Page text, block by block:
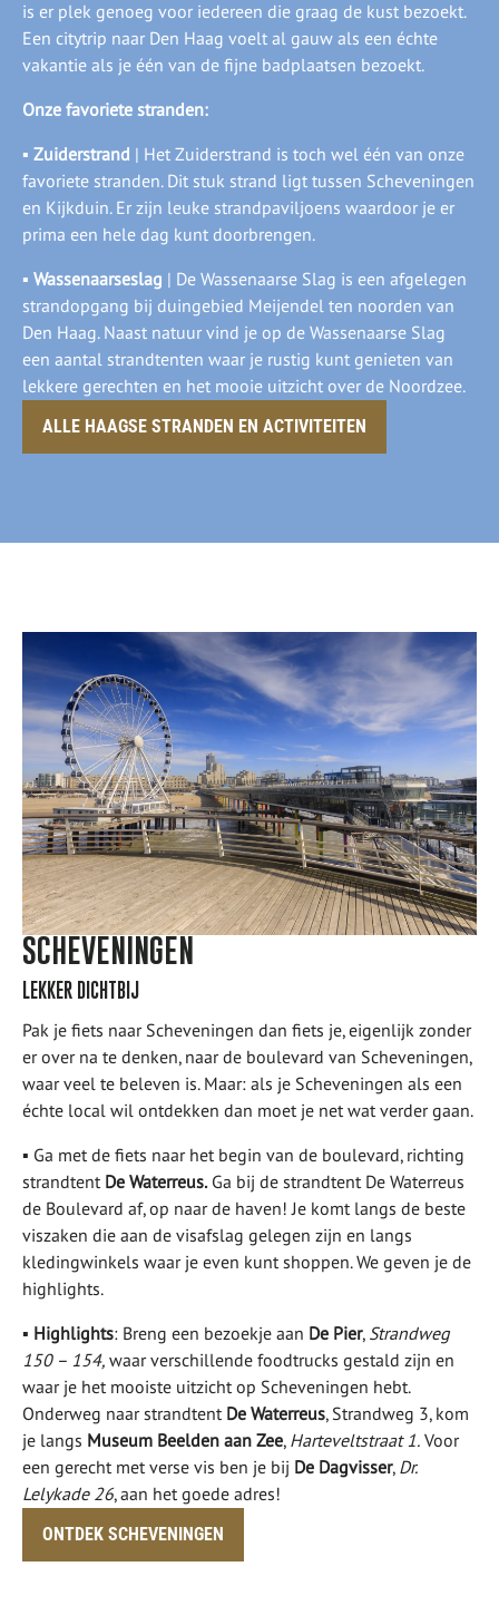
is er plek genoeg voor iedereen die graag de kust bezoekt.
Een citytrip naar Den Haag voelt al gauw als een échte
vakantie als je één van de fijne badplaatsen bezoekt.
Onze favoriete stranden:
▪ Zuiderstrand | Het Zuiderstrand is toch wel één van onze
favoriete stranden. Dit stuk strand ligt tussen Scheveningen
en Kijkduin. Er zijn leuke strandpaviljoens waardoor je er
prima een hele dag kunt doorbrengen.
▪ Wassenaarseslag | De Wassenaarse Slag is een afgelegen
strandopgang bij duingebied Meijendel ten noorden van
Den Haag. Naast natuur vind je op de Wassenaarse Slag
een aantal strandtenten waar je rustig kunt genieten van
lekkere gerechten en het mooie uitzicht over de Noordzee.
ALLE HAAGSE STRANDEN EN ACTIVITEITEN
SCHEVENINGEN
LEKKER DICHTBIJ
Pak je fiets naar Scheveningen dan fiets je, eigenlijk zonder
er over na te denken, naar de boulevard van Scheveningen,
waar veel te beleven is. Maar: als je Scheveningen als een
échte local wil ontdekken dan moet je net wat verder gaan.
▪ Ga met de fiets naar het begin van de boulevard, richting
strandtent De Waterreus.Ga bij de strandtent De Waterreus
de Boulevard af, op naar de haven! Je komt langs de beste
viszaken die aan de visafslag gelegen zijn en langs
kledingwinkels waar je even kunt shoppen. We geven je de
highlights.
▪ Highlights: Breng een bezoekje aan De Pier, Strandweg
150 – 154, waar verschillende foodtrucks gestald zijn en
waar je het mooiste uitzicht op Scheveningen hebt.
Onderweg naar strandtent De Waterreus, Strandweg 3, kom
je langs Museum Beelden aan Zee, Harteveltstraat 1. Voor
een gerecht met verse vis ben je bij De Dagvisser, Dr.
Lelykade 26, aan het goede adres!
ONTDEK SCHEVENINGEN